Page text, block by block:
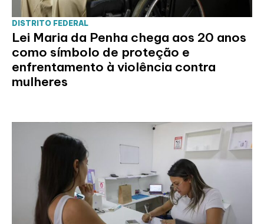
DISTRITO FEDERAL
Lei Maria da Penha chega aos 20 anos
como símbolo de proteção e
enfrentamento à violência contra
mulheres